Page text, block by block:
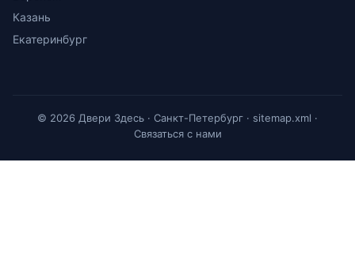
Казань
Екатеринбург
© 2026 Двери Здесь · Санкт-Петербург · sitemap.xml ·
Связаться с нами